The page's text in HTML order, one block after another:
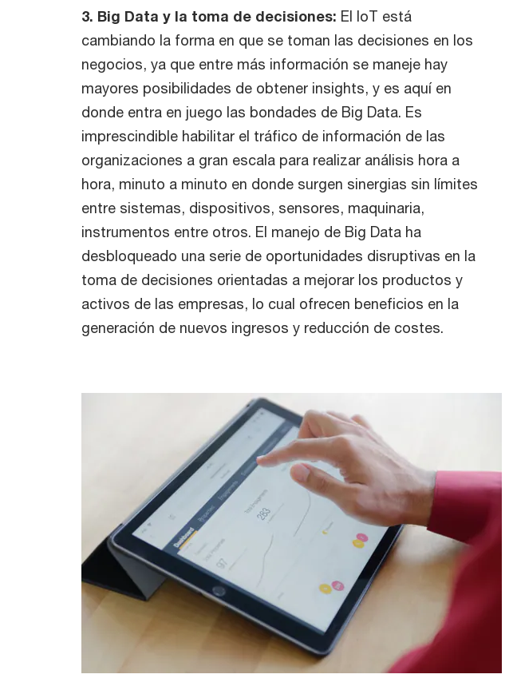
3. Big Data y la toma de decisiones: El IoT está
cambiando la forma en que se toman las decisiones en los
negocios, ya que entre más información se maneje hay
mayores posibilidades de obtener insights, y es aquí en
donde entra en juego las bondades de Big Data. Es
imprescindible habilitar el tráfico de información de las
organizaciones a gran escala para realizar análisis hora a
hora, minuto a minuto en donde surgen sinergias sin límites
entre sistemas, dispositivos, sensores, maquinaria,
instrumentos entre otros. El manejo de Big Data ha
desbloqueado una serie de oportunidades disruptivas en la
toma de decisiones orientadas a mejorar los productos y
activos de las empresas, lo cual ofrecen beneficios en la
generación de nuevos ingresos y reducción de costes.